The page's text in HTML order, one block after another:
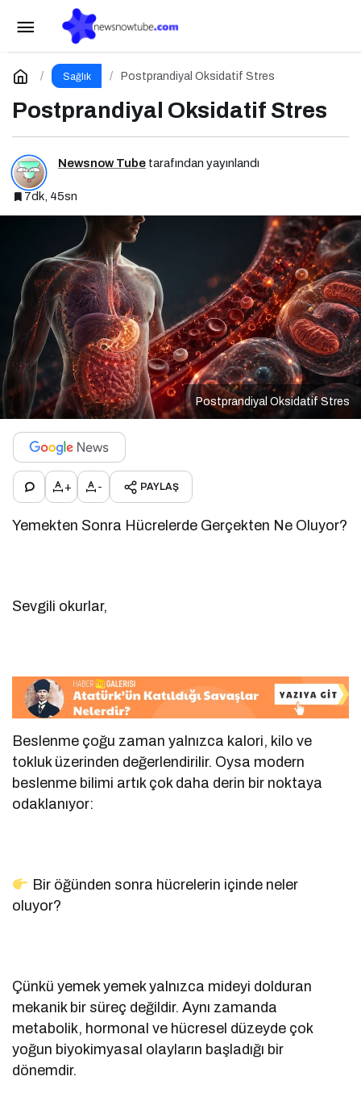
Sağlık Postprandiyal Oksidatif Stres
Postprandiyal Oksidatif Stres
Newsnow Tube tarafından yayınlandı
7dk, 45sn
Postprandiyal Oksidatif Stres
+ - PAYLAŞ
Yemekten Sonra Hücrelerde Gerçekten Ne Oluyor?
Sevgili okurlar,
Beslenme çoğu zaman yalnızca kalori, kilo ve
tokluk üzerinden değerlendirilir. Oysa modern
beslenme bilimi artık çok daha derin bir noktaya
odaklanıyor:
Bir öğünden sonra hücrelerin içinde neler
oluyor?
Çünkü yemek yemek yalnızca mideyi dolduran
mekanik bir süreç değildir. Aynı zamanda
metabolik, hormonal ve hücresel düzeyde çok
yoğun biyokimyasal olayların başladığı bir
dönemdir.
Postprandiyal Oksidatif Stres
Yorum Yap